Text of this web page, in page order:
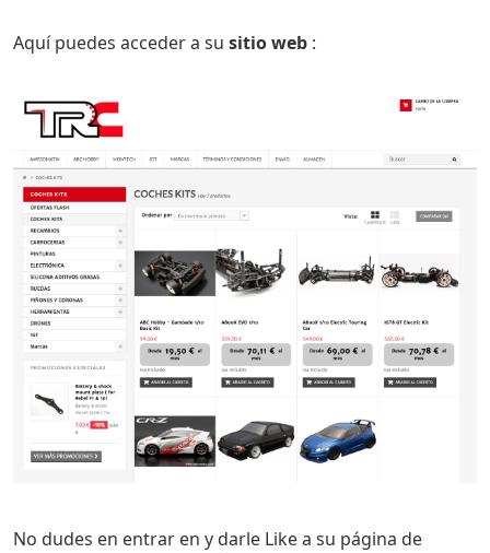
Aquí puedes acceder a su sitio web :
No dudes en entrar en y darle Like a su página de